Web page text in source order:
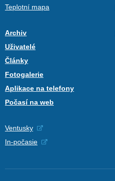
Teplotní mapa
Archiv
Uživatelé
Články
Fotogalerie
Aplikace na telefony
Počasí na web
Ventusky
In-počasie